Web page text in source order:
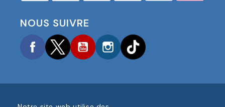
NOUS SUIVRE
FacebookTwitterYouTubeInstagram